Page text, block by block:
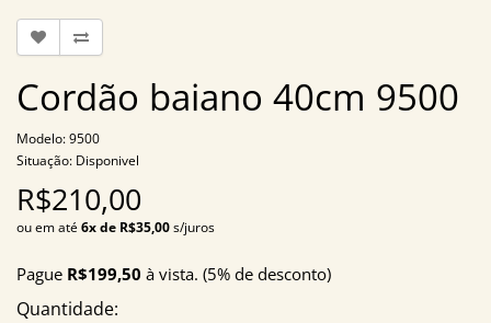
Cordão baiano 40cm 9500
Modelo: 9500
Situação: Disponivel
R$210,00
ou em até6x de R$35,00s/juros
Pague R$199,50 à vista. (5% de desconto)
Quantidade: